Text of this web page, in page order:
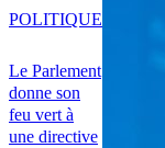
Le Parlement
donne son
feu vert à
une directive
POLITIQUE